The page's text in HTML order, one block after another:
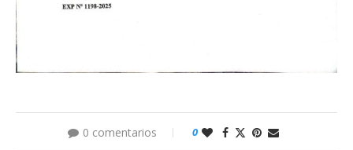
0 comentarios 0